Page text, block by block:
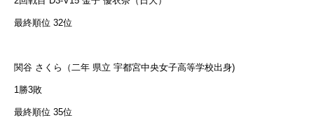
最終順位 32位
関谷 さくら（二年 県立 宇都宮中央女子高等学校出身)
1勝3敗
最終順位 35位